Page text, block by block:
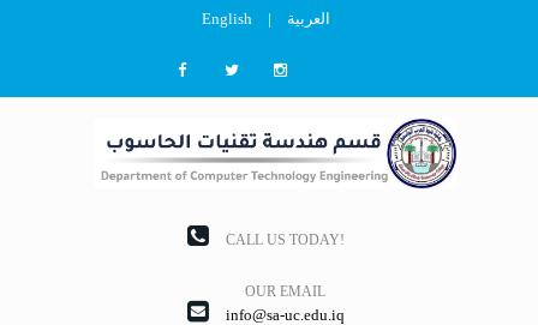
English | العربية
CALL US TODAY!
OUR EMAIL
info@sa-uc.edu.iq